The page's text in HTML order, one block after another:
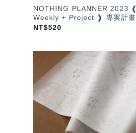
NOTHING PLANNER 2023 ❰
Weekly + Project ❱ 專案計畫
NT$520
加入